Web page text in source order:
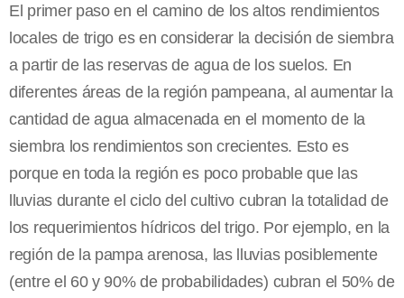
El primer paso en el camino de los altos rendimientos
locales de trigo es en considerar la decisión de siembra
a partir de las reservas de agua de los suelos. En
diferentes áreas de la región pampeana, al aumentar la
cantidad de agua almacenada en el momento de la
siembra los rendimientos son crecientes. Esto es
porque en toda la región es poco probable que las
lluvias durante el ciclo del cultivo cubran la totalidad de
los requerimientos hídricos del trigo. Por ejemplo, en la
región de la pampa arenosa, las lluvias posiblemente
(entre el 60 y 90% de probabilidades) cubran el 50% de